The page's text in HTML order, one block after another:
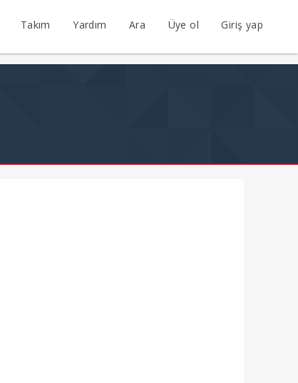
Takım Yardım Ara Üye ol Giriş yap